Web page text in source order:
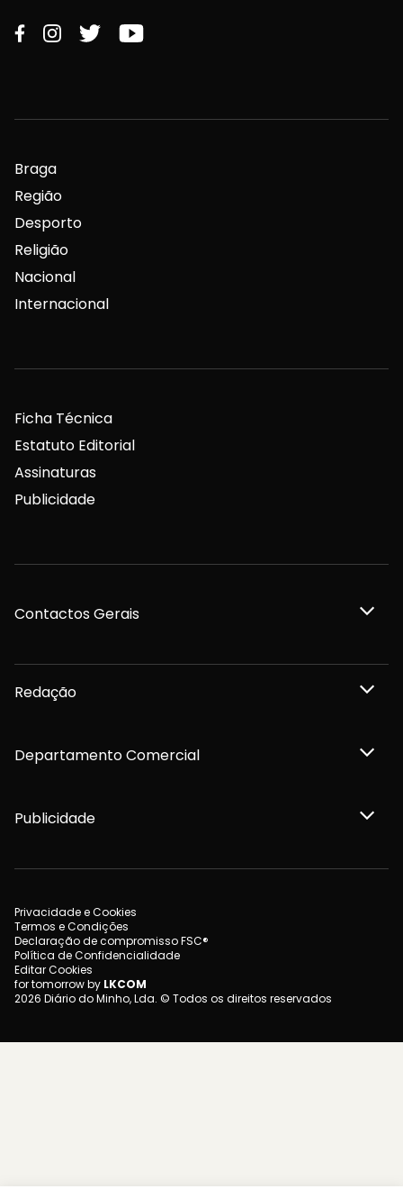
Braga
Região
Desporto
Religião
Nacional
Internacional
Ficha Técnica
Estatuto Editorial
Assinaturas
Publicidade
Contactos Gerais
Redação
Departamento Comercial
Publicidade
Privacidade e Cookies
Termos e Condições
Declaração de compromisso FSC®
Política de Confidencialidade
Editar Cookies
for tomorrow by LKCOM
2026 Diário do Minho, Lda. © Todos os direitos reservados